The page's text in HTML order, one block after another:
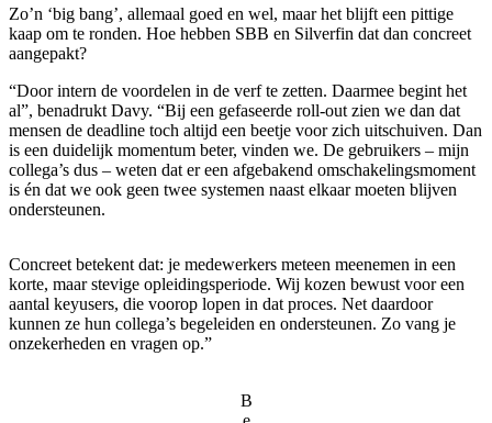
Zo’n ‘big bang’, allemaal goed en wel, maar het blijft een pittige
kaap om te ronden. Hoe hebben SBB en Silverfin dat dan concreet
aangepakt?
“Door intern de voordelen in de verf te zetten. Daarmee begint het
al”, benadrukt Davy. “Bij een gefaseerde roll-out zien we dan dat
mensen de deadline toch altijd een beetje voor zich uitschuiven. Dan
is een duidelijk momentum beter, vinden we. De gebruikers – mijn
collega’s dus – weten dat er een afgebakend omschakelingsmoment
is én dat we ook geen twee systemen naast elkaar moeten blijven
ondersteunen.
Concreet betekent dat: je medewerkers meteen meenemen in een
korte, maar stevige opleidingsperiode. Wij kozen bewust voor een
aantal keyusers, die voorop lopen in dat proces. Net daardoor
kunnen ze hun collega’s begeleiden en ondersteunen. Zo vang je
onzekerheden en vragen op.”
B